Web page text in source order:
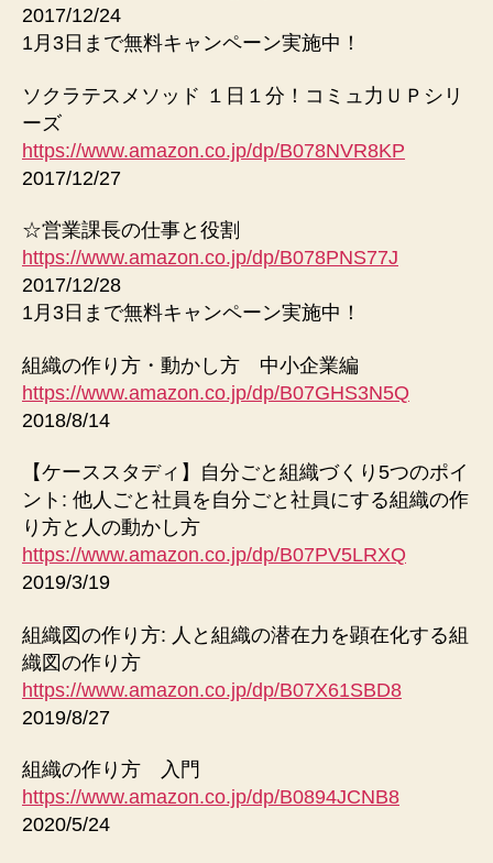
2017/12/24
1月3日まで無料キャンペーン実施中！
ソクラテスメソッド １日１分！コミュ力ＵＰシリ
ーズ
https://www.amazon.co.jp/dp/B078NVR8KP
2017/12/27
☆営業課長の仕事と役割
https://www.amazon.co.jp/dp/B078PNS77J
2017/12/28
1月3日まで無料キャンペーン実施中！
組織の作り方・動かし方 中小企業編
https://www.amazon.co.jp/dp/B07GHS3N5Q
2018/8/14
【ケーススタディ】自分ごと組織づくり5つのポイ
ント: 他人ごと社員を自分ごと社員にする組織の作
り方と人の動かし方
https://www.amazon.co.jp/dp/B07PV5LRXQ
2019/3/19
組織図の作り方: 人と組織の潜在力を顕在化する組
織図の作り方
https://www.amazon.co.jp/dp/B07X61SBD8
2019/8/27
組織の作り方 入門
https://www.amazon.co.jp/dp/B0894JCNB8
2020/5/24